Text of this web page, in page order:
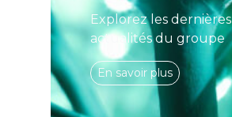
Explorez les dernières
actualités du groupe
En savoir plus